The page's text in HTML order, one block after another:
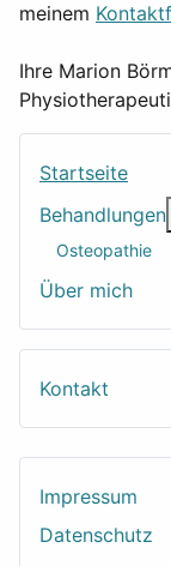
meinem
Ihre Marion
Startseite
Behandlungen
Osteopathie
Über mich
Kontakt
Impressum
Datenschutz